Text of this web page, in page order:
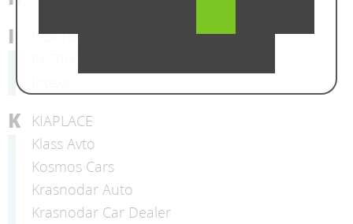
I
Inportsauto
K
KIAPLACE
Klass Avto
Kosmos Cars
Krasnodar Auto
Krasnodar Car Dealer